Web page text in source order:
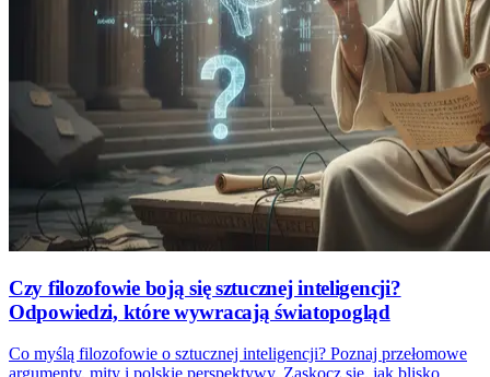
Czy filozofowie boją się sztucznej inteligencji?
Odpowiedzi, które wywracają światopogląd
Co myślą filozofowie o sztucznej inteligencji? Poznaj przełomowe